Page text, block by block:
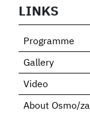
LINKS
Programme
Gallery
Video
About Osmo/za